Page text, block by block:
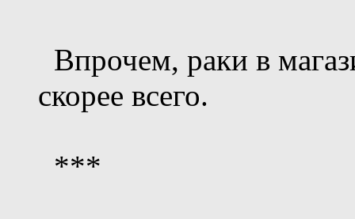
Впрочем, раки в
скорее всего.
***